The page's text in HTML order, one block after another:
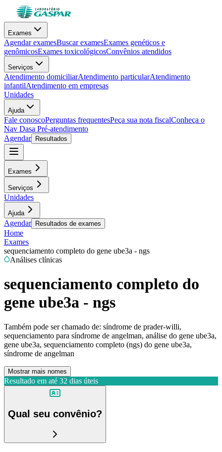
Exames
Agendar examesBuscar examesExames genéticos e
genômicosExames toxicológicosConvênios atendidos
Serviços
Atendimento domiciliarAtendimento particularAtendimento
infantilAtendimento em empresas
Unidades
Ajuda
Fale conoscoPerguntas frequentesPeça sua nota fiscalConheça o
Nav Dasa Pré-atendimento
Agendar
Resultados
Exames
Serviços
Unidades
Ajuda
Agendar Resultados de exames
Home
Exames
sequenciamento completo do gene ube3a - ngs
Análises clínicas
sequenciamento completo do
gene ube3a - ngs
Também pode ser chamado de: síndrome de prader-willi,
sequenciamento para síndrome de angelman, análise do gene ube3a,
gene ube3a, sequenciamento completo (ngs) do gene ube3a,
síndrome de angelman
Mostrar mais nomes
Resultado em até 32 dias úteis
Qual seu convênio?